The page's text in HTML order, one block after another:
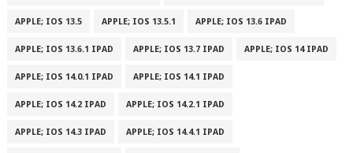
APPLE; IOS 13.5 APPLE; IOS 13.5.1 APPLE; IOS 13.6 IPAD
APPLE; IOS 13.6.1 IPAD APPLE; IOS 13.7 IPAD APPLE; IOS 14 IPAD
APPLE; IOS 14.0.1 IPAD APPLE; IOS 14.1 IPAD
APPLE; IOS 14.2 IPAD APPLE; IOS 14.2.1 IPAD
APPLE; IOS 14.3 IPAD APPLE; IOS 14.4.1 IPAD